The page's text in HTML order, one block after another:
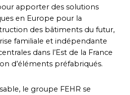
apporter des solutions
en Europe pour la
des bâtiments du futur,
familiale et indépendante
dans l’Est de la France
d’éléments préfabriqués.
le groupe FEHR se